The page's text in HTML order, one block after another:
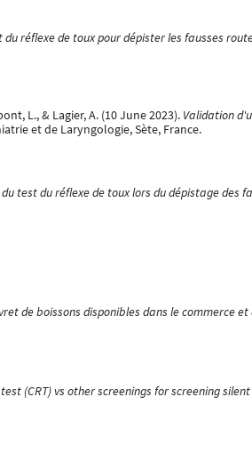
du réflexe de toux pour dépister les fausses
L., & Lagier, A. (10 June 2023). Validation
et de Laryngologie, Sète, France.
test du réflexe de toux lors du dépistage des
de boissons disponibles dans le commerce
(CRT) vs other screenings for screening